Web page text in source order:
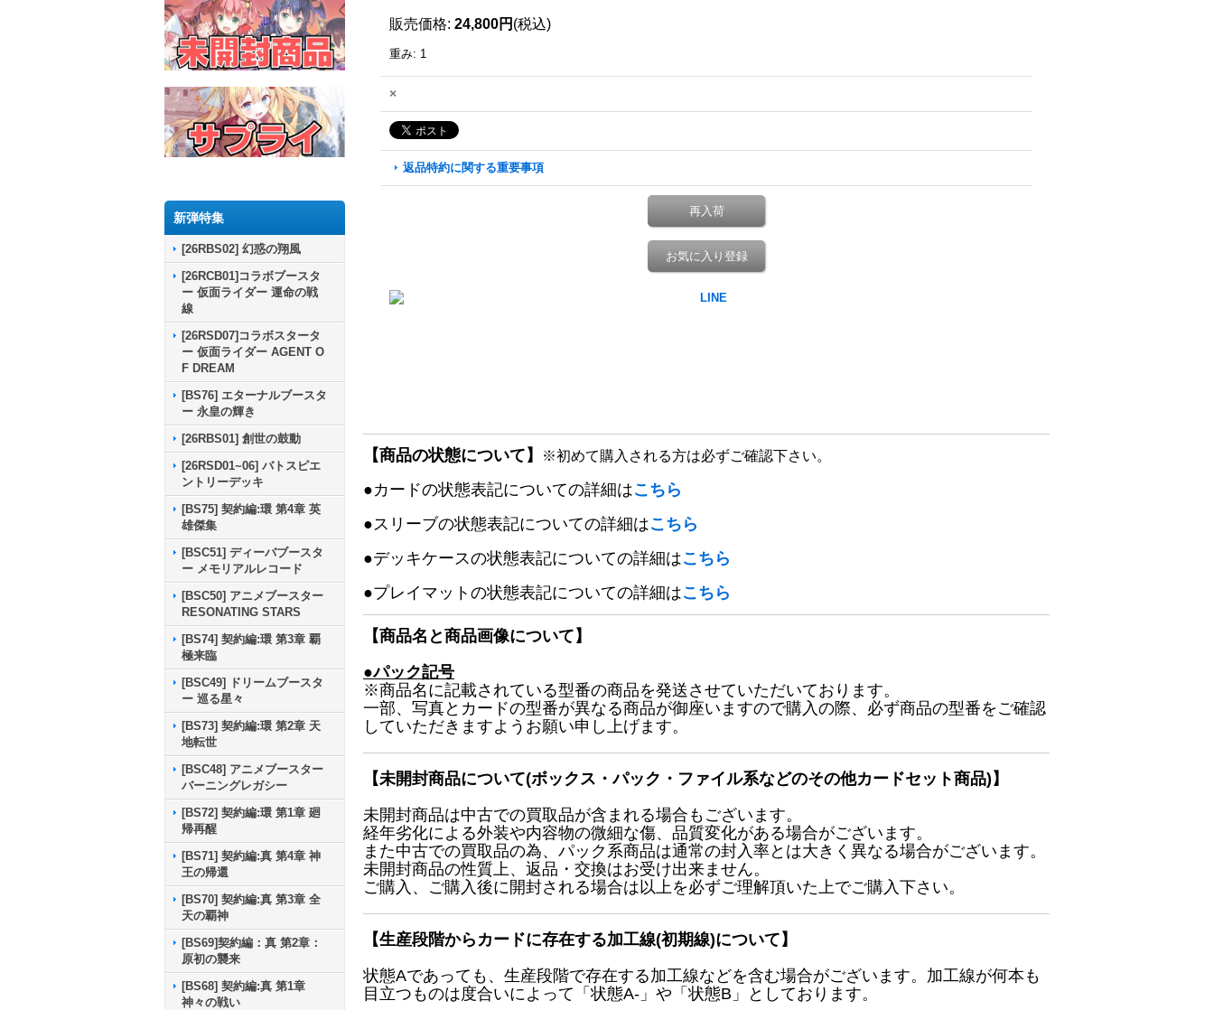
新弾特集
[26RBS02] 幻惑の翔風
[26RCB01]コラボブースタ
ー 仮面ライダー 運命の戦
線
[26RSD07]コラボスタータ
ー 仮面ライダー AGENT O
F DREAM
[BS76] エターナルブースタ
ー 永皇の輝き
[26RBS01] 創世の鼓動
[26RSD01~06] バトスピエ
ントリーデッキ
[BS75] 契約編:環 第4章 英
雄傑集
[BSC51] ディーバブースタ
ー メモリアルレコード
[BSC50] アニメブースター
RESONATING STARS
[BS74] 契約編:環 第3章 覇
極来臨
[BSC49] ドリームブースタ
ー 巡る星々
[BS73] 契約編:環 第2章 天
地転世
[BSC48] アニメブースター
バーニングレガシー
[BS72] 契約編:環 第1章 廻
帰再醒
[BS71] 契約編:真 第4章 神
王の帰還
[BS70] 契約編:真 第3章 全
天の覇神
[BS69]契約編：真 第2章：
原初の襲来
[BS68] 契約編:真 第1章
神々の戦い
販売価格: 24,800円 (税込)
重み: 1
×
返品特約に関する重要事項
再入荷
お気に入り登録
【商品の状態について】 ※初めて購入される方は必ずご確認下さい。
●カードの状態表記についての詳細はこちら
●スリーブの状態表記についての詳細はこちら
●デッキケースの状態表記についての詳細はこちら
●プレイマットの状態表記についての詳細はこちら
【商品名と商品画像について】
●パック記号
※商品名に記載されている型番の商品を発送させていただいております。
一部、写真とカードの型番が異なる商品が御座いますので購入の際、必ず商品の型番をご確認
していただきますようお願い申し上げます。
【未開封商品について(ボックス・パック・ファイル系などのその他カードセット商品)】
未開封商品は中古での買取品が含まれる場合もございます。
経年劣化による外装や内容物の微細な傷、品質変化がある場合がございます。
また中古での買取品の為、パック系商品は通常の封入率とは大きく異なる場合がございます。
未開封商品の性質上、返品・交換はお受け出来ません。
ご購入、ご購入後に開封される場合は以上を必ずご理解頂いた上でご購入下さい。
【生産段階からカードに存在する加工線(初期線)について】
状態Aであっても、生産段階で存在する加工線などを含む場合がございます。加工線が何本も
目立つものは度合いによって「状態A-」や「状態B」としております。